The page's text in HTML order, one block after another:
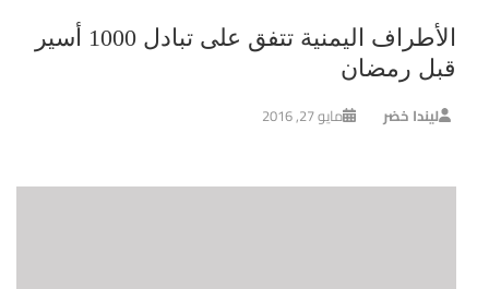
الأطراف اليمنية تتفق على تبادل 1000 أسير
قبل رمضان
ليندا خضر مايو 27, 2016